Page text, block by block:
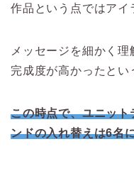
作品という点ではアイ
メッセージを細かく
完成度が高かったとい
この時点で、ユニッ
ンドの入れ替えは6名